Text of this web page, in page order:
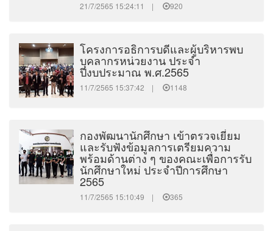
21/7/2565 15:24:11 | 920
โครงการอธิการบดีและผู้บริหารพบ
บุคลากรหน่วยงาน ประจำ
ปีงบประมาณ พ.ศ.2565
11/7/2565 15:37:42 | 1148
กองพัฒนานักศึกษา เข้าตรวจเยี่ยม
และรับฟังข้อมูลการเตรียมความ
พร้อมด้านต่าง ๆ ของคณะเพื่อการรับ
นักศึกษาใหม่ ประจำปีการศึกษา
2565
11/7/2565 15:10:49 | 365